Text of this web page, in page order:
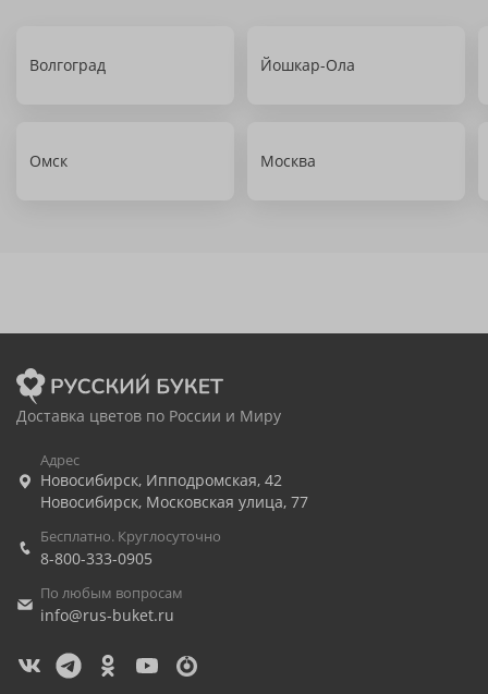
Волгоград Йошкар-Ола
Омск Москва
Доставка цветов по России и Миру
Адрес
Новосибирск, Ипподромская, 42
Новосибирск, Московская улица, 77
Бесплатно. Круглосуточно
8-800-333-0905
По любым вопросам
info@rus-buket.ru